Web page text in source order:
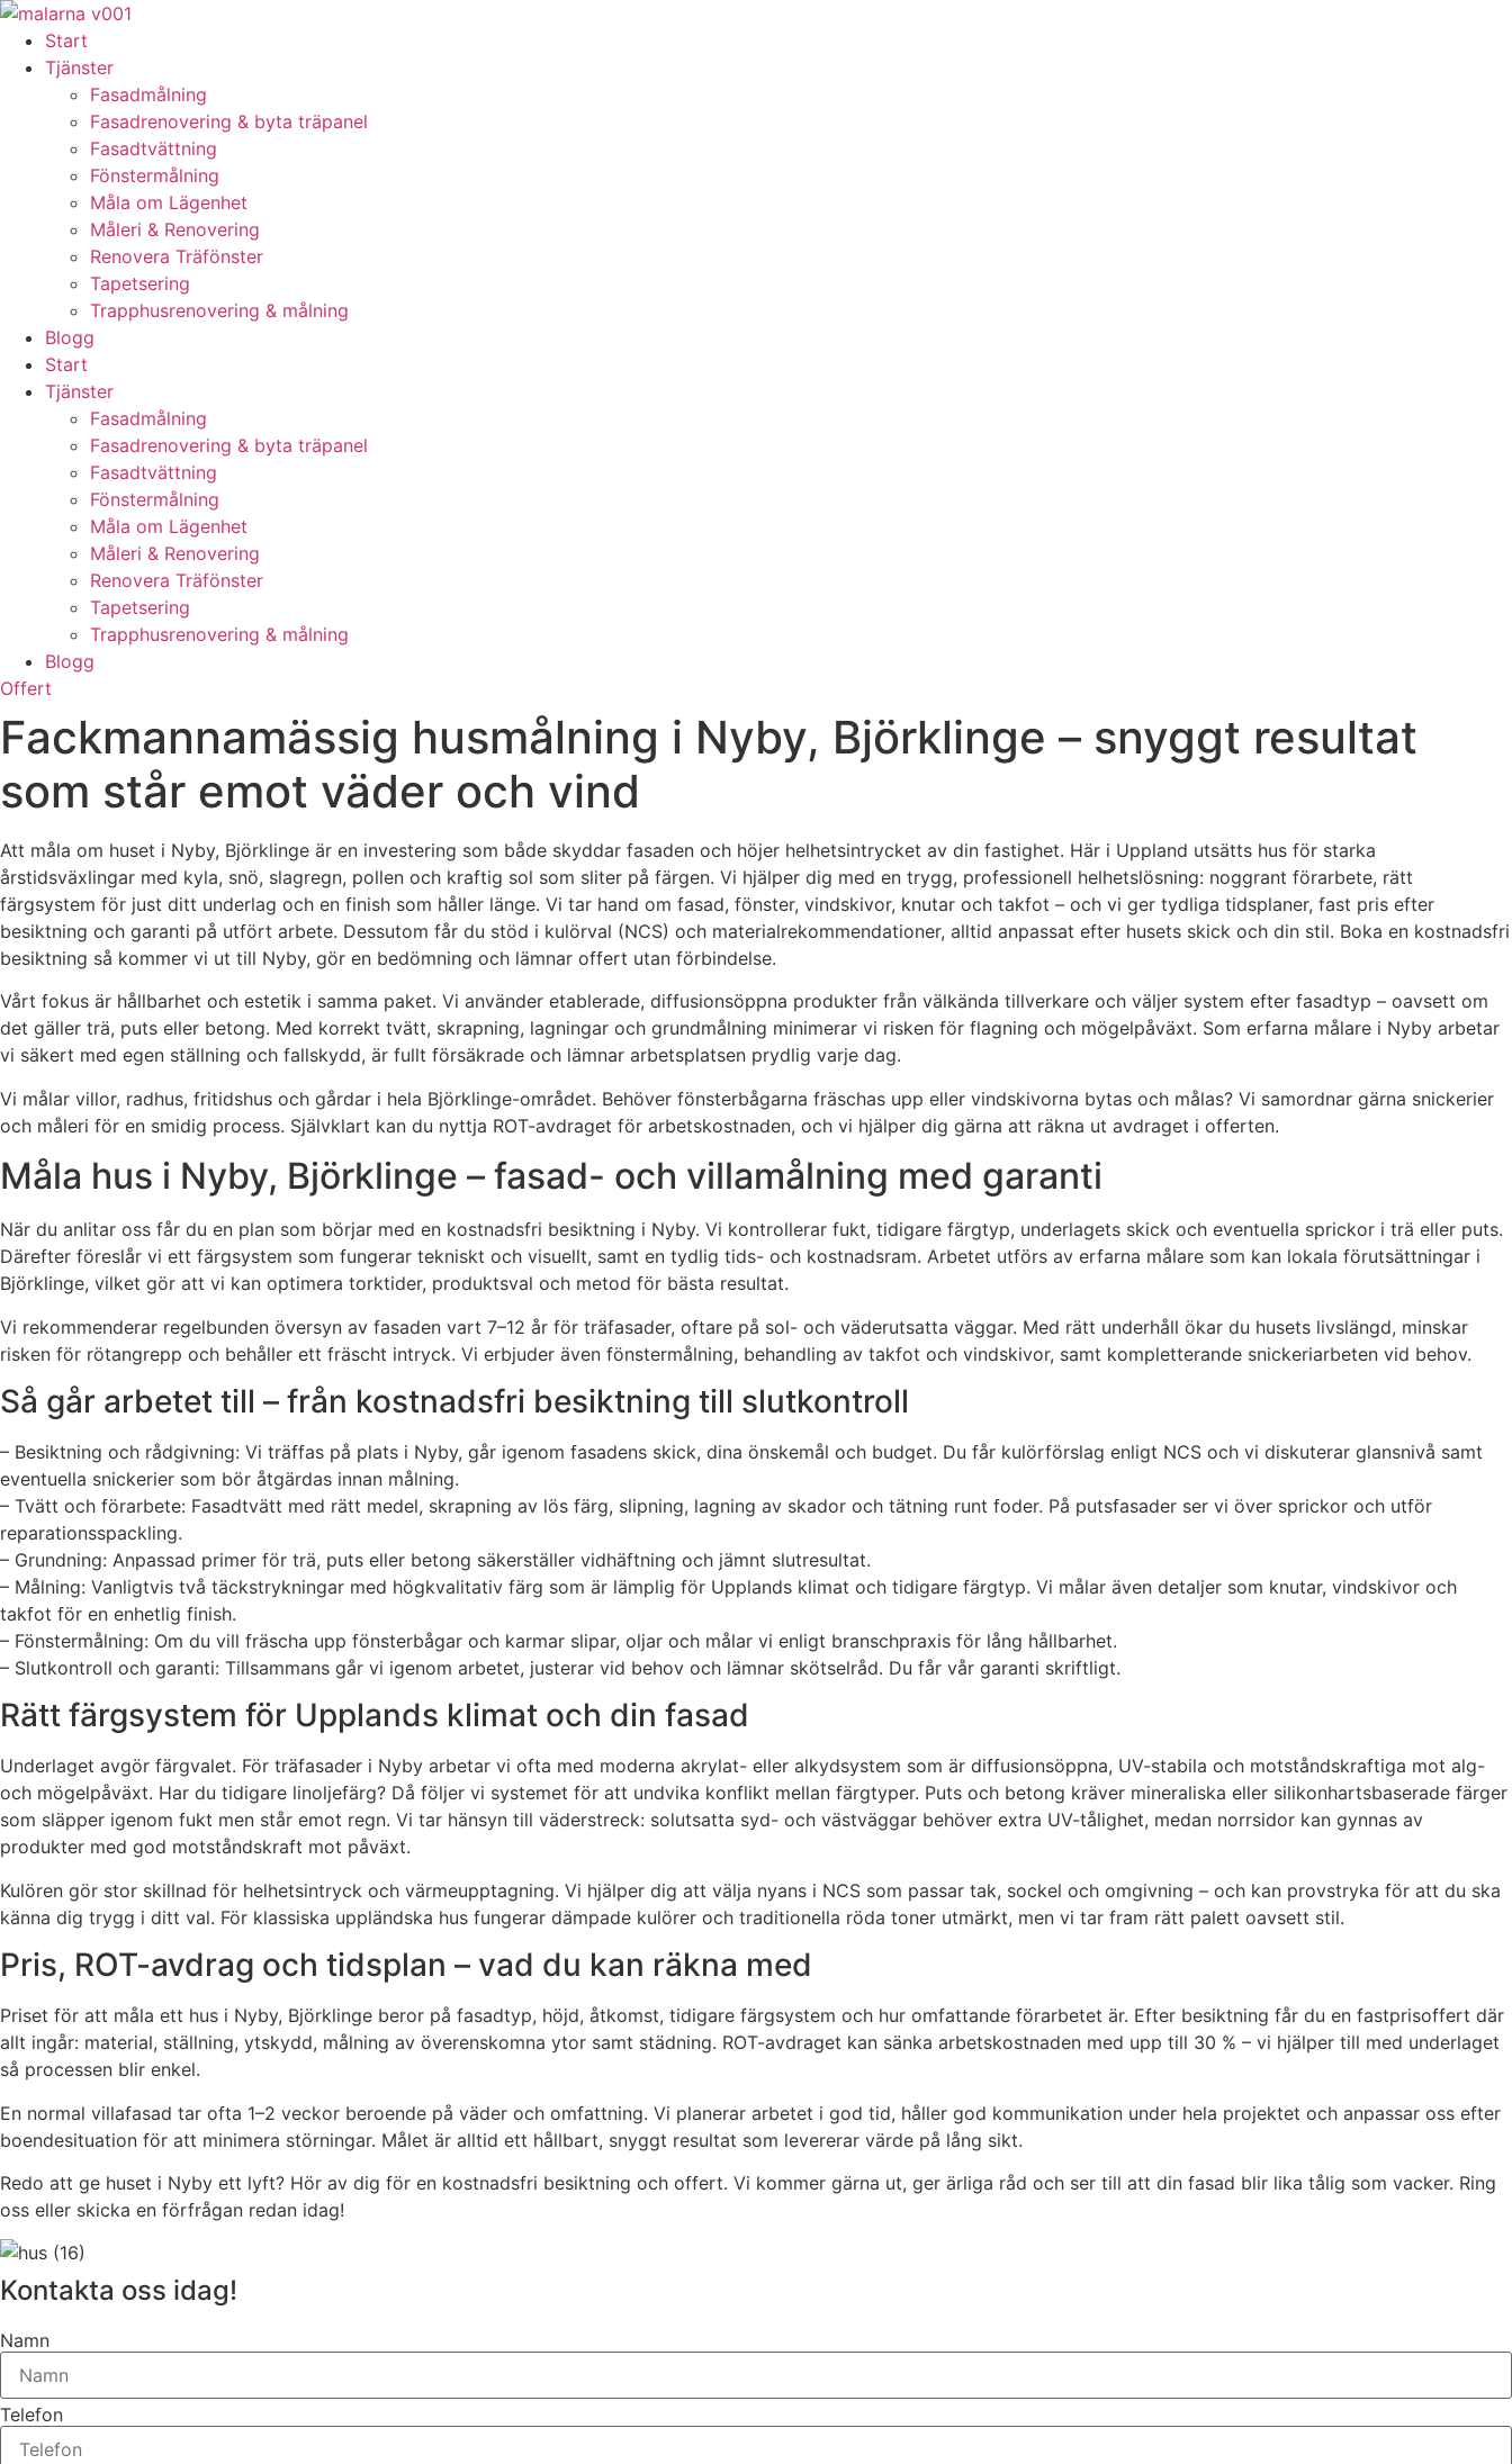
Skip
content
Start
Tjänster
Fasadmålning
Fasadrenovering & byta träpanel
Fasadtvättning
Fönstermålning
Måla om Lägenhet
Måleri & Renovering
Renovera Träfönster
Tapetsering
Trapphusrenovering & målning
Blogg
Start
Tjänster
Fasadmålning
Fasadrenovering & byta träpanel
Fasadtvättning
Fönstermålning
Måla om Lägenhet
Måleri & Renovering
Renovera Träfönster
Tapetsering
Trapphusrenovering & målning
Blogg
Offert
Fackmannamässig husmålning i Nyby, Björklinge – snyggt resultat
som står emot väder och vind
Att måla om huset i Nyby, Björklinge är en investering som både skyddar fasaden och höjer helhetsintrycket av din fastighet. Här i Uppland utsätts hus för starka
årstidsväxlingar med kyla, snö, slagregn, pollen och kraftig sol som sliter på färgen. Vi hjälper dig med en trygg, professionell helhetslösning: noggrant förarbete, rätt
färgsystem för just ditt underlag och en finish som håller länge. Vi tar hand om fasad, fönster, vindskivor, knutar och takfot – och vi ger tydliga tidsplaner, fast pris efter
besiktning och garanti på utfört arbete. Dessutom får du stöd i kulörval (NCS) och materialrekommendationer, alltid anpassat efter husets skick och din stil. Boka en kostnadsfri
besiktning så kommer vi ut till Nyby, gör en bedömning och lämnar offert utan förbindelse.
Vårt fokus är hållbarhet och estetik i samma paket. Vi använder etablerade, diffusionsöppna produkter från välkända tillverkare och väljer system efter fasadtyp – oavsett om
det gäller trä, puts eller betong. Med korrekt tvätt, skrapning, lagningar och grundmålning minimerar vi risken för flagning och mögelpåväxt. Som erfarna målare i Nyby arbetar
vi säkert med egen ställning och fallskydd, är fullt försäkrade och lämnar arbetsplatsen prydlig varje dag.
Vi målar villor, radhus, fritidshus och gårdar i hela Björklinge-området. Behöver fönsterbågarna fräschas upp eller vindskivorna bytas och målas? Vi samordnar gärna snickerier
och måleri för en smidig process. Självklart kan du nyttja ROT-avdraget för arbetskostnaden, och vi hjälper dig gärna att räkna ut avdraget i offerten.
Måla hus i Nyby, Björklinge – fasad- och villamålning med garanti
När du anlitar oss får du en plan som börjar med en kostnadsfri besiktning i Nyby. Vi kontrollerar fukt, tidigare färgtyp, underlagets skick och eventuella sprickor i trä eller puts.
Därefter föreslår vi ett färgsystem som fungerar tekniskt och visuellt, samt en tydlig tids- och kostnadsram. Arbetet utförs av erfarna målare som kan lokala förutsättningar i
Björklinge, vilket gör att vi kan optimera torktider, produktsval och metod för bästa resultat.
Vi rekommenderar regelbunden översyn av fasaden vart 7–12 år för träfasader, oftare på sol- och väderutsatta väggar. Med rätt underhåll ökar du husets livslängd, minskar
risken för rötangrepp och behåller ett fräscht intryck. Vi erbjuder även fönstermålning, behandling av takfot och vindskivor, samt kompletterande snickeriarbeten vid behov.
Så går arbetet till – från kostnadsfri besiktning till slutkontroll
– Besiktning och rådgivning: Vi träffas på plats i Nyby, går igenom fasadens skick, dina önskemål och budget. Du får kulörförslag enligt NCS och vi diskuterar glansnivå samt
eventuella snickerier som bör åtgärdas innan målning.
– Tvätt och förarbete: Fasadtvätt med rätt medel, skrapning av lös färg, slipning, lagning av skador och tätning runt foder. På putsfasader ser vi över sprickor och utför
reparationsspackling.
– Grundning: Anpassad primer för trä, puts eller betong säkerställer vidhäftning och jämnt slutresultat.
– Målning: Vanligtvis två täckstrykningar med högkvalitativ färg som är lämplig för Upplands klimat och tidigare färgtyp. Vi målar även detaljer som knutar, vindskivor och
takfot för en enhetlig finish.
– Fönstermålning: Om du vill fräscha upp fönsterbågar och karmar slipar, oljar och målar vi enligt branschpraxis för lång hållbarhet.
– Slutkontroll och garanti: Tillsammans går vi igenom arbetet, justerar vid behov och lämnar skötselråd. Du får vår garanti skriftligt.
Rätt färgsystem för Upplands klimat och din fasad
Underlaget avgör färgvalet. För träfasader i Nyby arbetar vi ofta med moderna akrylat- eller alkydsystem som är diffusionsöppna, UV-stabila och motståndskraftiga mot alg-
och mögelpåväxt. Har du tidigare linoljefärg? Då följer vi systemet för att undvika konflikt mellan färgtyper. Puts och betong kräver mineraliska eller silikonhartsbaserade färger
som släpper igenom fukt men står emot regn. Vi tar hänsyn till väderstreck: solutsatta syd- och västväggar behöver extra UV-tålighet, medan norrsidor kan gynnas av
produkter med god motståndskraft mot påväxt.
Kulören gör stor skillnad för helhetsintryck och värmeupptagning. Vi hjälper dig att välja nyans i NCS som passar tak, sockel och omgivning – och kan provstryka för att du ska
känna dig trygg i ditt val. För klassiska uppländska hus fungerar dämpade kulörer och traditionella röda toner utmärkt, men vi tar fram rätt palett oavsett stil.
Pris, ROT-avdrag och tidsplan – vad du kan räkna med
Priset för att måla ett hus i Nyby, Björklinge beror på fasadtyp, höjd, åtkomst, tidigare färgsystem och hur omfattande förarbetet är. Efter besiktning får du en fastprisoffert där
allt ingår: material, ställning, ytskydd, målning av överenskomna ytor samt städning. ROT-avdraget kan sänka arbetskostnaden med upp till 30 % – vi hjälper till med underlaget
så processen blir enkel.
En normal villafasad tar ofta 1–2 veckor beroende på väder och omfattning. Vi planerar arbetet i god tid, håller god kommunikation under hela projektet och anpassar oss efter
boendesituation för att minimera störningar. Målet är alltid ett hållbart, snyggt resultat som levererar värde på lång sikt.
Redo att ge huset i Nyby ett lyft? Hör av dig för en kostnadsfri besiktning och offert. Vi kommer gärna ut, ger ärliga råd och ser till att din fasad blir lika tålig som vacker. Ring
oss eller skicka en förfrågan redan idag!
Kontakta oss idag!
Namn
Telefon